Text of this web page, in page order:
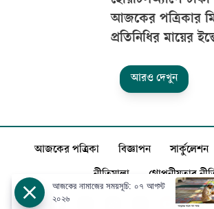
আজকের পত্রিকার
প্রতিনিধির মায়ের
আরও দেখুন
আজকের পত্রিকা বিজ্ঞাপন সার্কুলেশন
নীতিমালা গোপনীয়তার
আজকের নামাজের সময়সূচি: ০৭ আগস্ট
২০২৬